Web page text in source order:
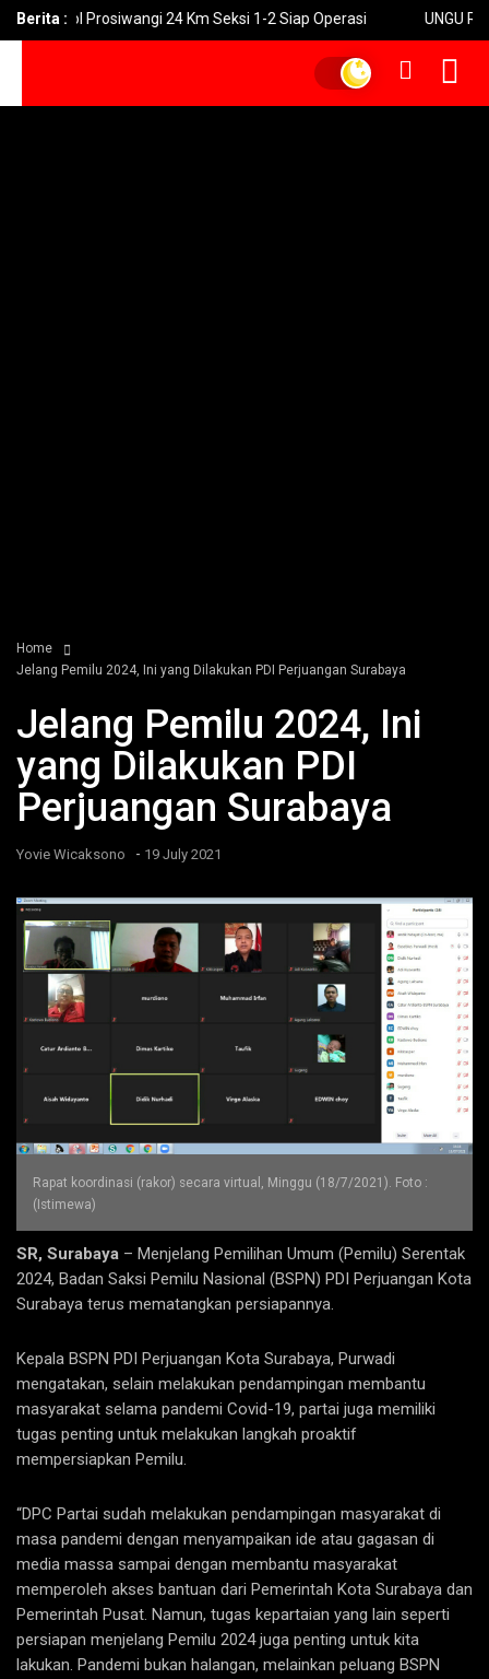
Berita :
Tol Prosiwangi 24 Km Seksi 1-2 Siap Operasi UNGU Rilis
Home
Jelang Pemilu 2024, Ini yang Dilakukan PDI Perjuangan Surabaya
Jelang Pemilu 2024, Ini
yang Dilakukan PDI
Perjuangan Surabaya
Yovie Wicaksono - 19 July 2021
Rapat koordinasi (rakor) secara virtual, Minggu (18/7/2021). Foto :
(Istimewa)
SR, Surabaya – Menjelang Pemilihan Umum (Pemilu) Serentak
2024, Badan Saksi Pemilu Nasional (BSPN) PDI Perjuangan Kota
Surabaya terus mematangkan persiapannya.
Kepala BSPN PDI Perjuangan Kota Surabaya, Purwadi
mengatakan, selain melakukan pendampingan membantu
masyarakat selama pandemi Covid-19, partai juga memiliki
tugas penting untuk melakukan langkah proaktif
mempersiapkan Pemilu.
“DPC Partai sudah melakukan pendampingan masyarakat di
masa pandemi dengan menyampaikan ide atau gagasan di
media massa sampai dengan membantu masyarakat
memperoleh akses bantuan dari Pemerintah Kota Surabaya dan
Pemerintah Pusat. Namun, tugas kepartaian yang lain seperti
persiapan menjelang Pemilu 2024 juga penting untuk kita
lakukan. Pandemi bukan halangan, melainkan peluang BSPN